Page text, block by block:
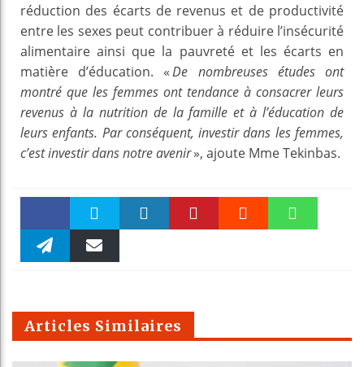
réduction des écarts de revenus et de productivité
entre les sexes peut contribuer à réduire l’insécurité
alimentaire ainsi que la pauvreté et les écarts en
matière d’éducation. «De nombreuses études ont
montré que les femmes ont tendance à consacrer leurs
revenus à la nutrition de la famille et à l’éducation de
leurs enfants. Par conséquent, investir dans les femmes,
c’est investir dans notre avenir», ajoute Mme Tekinbas.
Faceboo Twitter
m
Articles Similaires